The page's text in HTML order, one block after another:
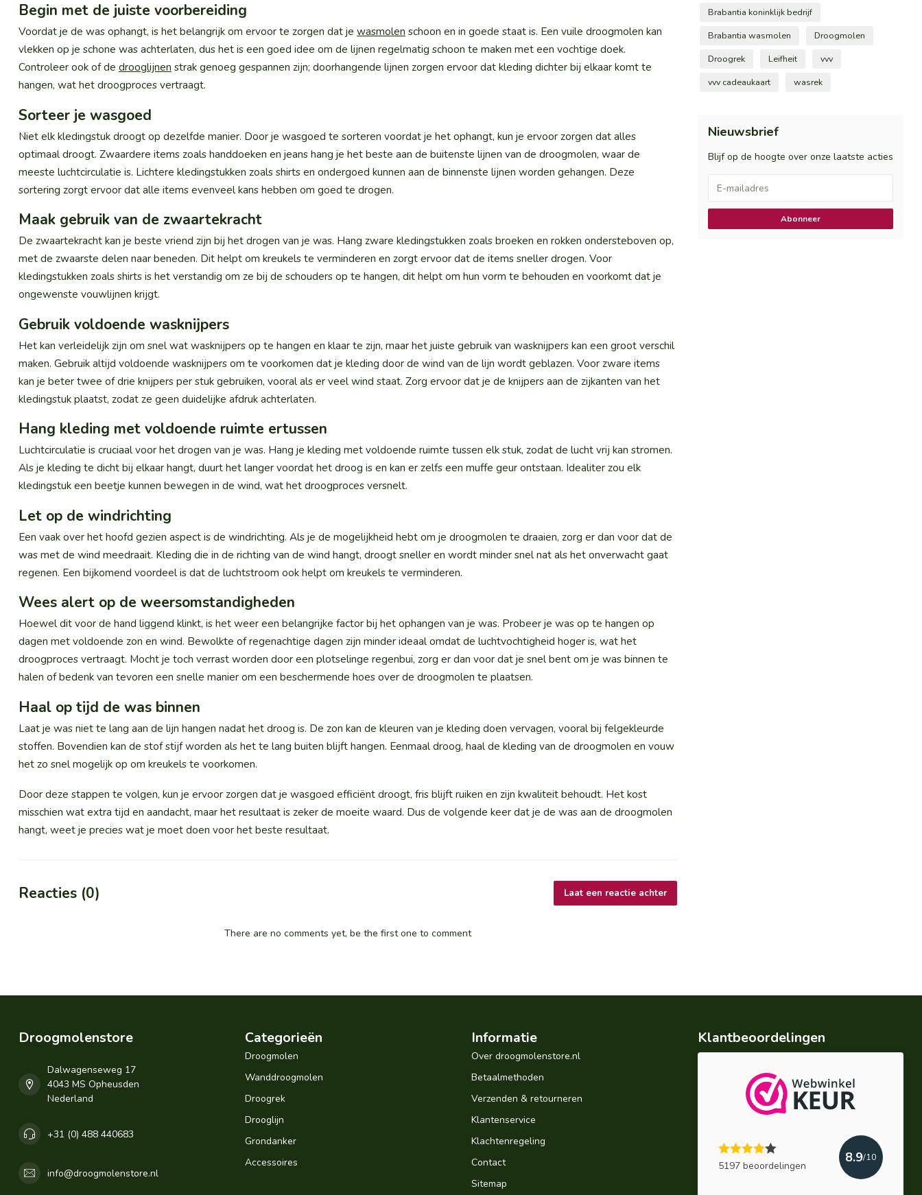
Begin met de juiste voorbereiding
Voordat je de was ophangt, is het belangrijk om ervoor te zorgen dat je wasmolen schoon en in goede staat is. Een vuile droogmolen kan
vlekken op je schone was achterlaten, dus het is een goed idee om de lijnen regelmatig schoon te maken met een vochtige doek.
Controleer ook of de drooglijnen strak genoeg gespannen zijn; doorhangende lijnen zorgen ervoor dat kleding dichter bij elkaar komt te
hangen, wat het droogproces vertraagt.
Sorteer je wasgoed
Niet elk kledingstuk droogt op dezelfde manier. Door je wasgoed te sorteren voordat je het ophangt, kun je ervoor zorgen dat alles
optimaal droogt. Zwaardere items zoals handdoeken en jeans hang je het beste aan de buitenste lijnen van de droogmolen, waar de
meeste luchtcirculatie is. Lichtere kledingstukken zoals shirts en ondergoed kunnen aan de binnenste lijnen worden gehangen. Deze
sortering zorgt ervoor dat alle items evenveel kans hebben om goed te drogen.
Maak gebruik van de zwaartekracht
De zwaartekracht kan je beste vriend zijn bij het drogen van je was. Hang zware kledingstukken zoals broeken en rokken ondersteboven op,
met de zwaarste delen naar beneden. Dit helpt om kreukels te verminderen en zorgt ervoor dat de items sneller drogen. Voor
kledingstukken zoals shirts is het verstandig om ze bij de schouders op te hangen, dit helpt om hun vorm te behouden en voorkomt dat je
ongewenste vouwlijnen krijgt.
Gebruik voldoende wasknijpers
Het kan verleidelijk zijn om snel wat wasknijpers op te hangen en klaar te zijn, maar het juiste gebruik van wasknijpers kan een groot verschil
maken. Gebruik altijd voldoende wasknijpers om te voorkomen dat je kleding door de wind van de lijn wordt geblazen. Voor zware items
kan je beter twee of drie knijpers per stuk gebruiken, vooral als er veel wind staat. Zorg ervoor dat je de knijpers aan de zijkanten van het
kledingstuk plaatst, zodat ze geen duidelijke afdruk achterlaten.
Hang kleding met voldoende ruimte ertussen
Luchtcirculatie is cruciaal voor het drogen van je was. Hang je kleding met voldoende ruimte tussen elk stuk, zodat de lucht vrij kan stromen.
Als je kleding te dicht bij elkaar hangt, duurt het langer voordat het droog is en kan er zelfs een muffe geur ontstaan. Idealiter zou elk
kledingstuk een beetje kunnen bewegen in de wind, wat het droogproces versnelt.
Let op de windrichting
Een vaak over het hoofd gezien aspect is de windrichting. Als je de mogelijkheid hebt om je droogmolen te draaien, zorg er dan voor dat de
was met de wind meedraait. Kleding die in de richting van de wind hangt, droogt sneller en wordt minder snel nat als het onverwacht gaat
regenen. Een bijkomend voordeel is dat de luchtstroom ook helpt om kreukels te verminderen.
Wees alert op de weersomstandigheden
Hoewel dit voor de hand liggend klinkt, is het weer een belangrijke factor bij het ophangen van je was. Probeer je was op te hangen op
dagen met voldoende zon en wind. Bewolkte of regenachtige dagen zijn minder ideaal omdat de luchtvochtigheid hoger is, wat het
droogproces vertraagt. Mocht je toch verrast worden door een plotselinge regenbui, zorg er dan voor dat je snel bent om je was binnen te
halen of bedenk van tevoren een snelle manier om een beschermende hoes over de droogmolen te plaatsen.
Haal op tijd de was binnen
Laat je was niet te lang aan de lijn hangen nadat het droog is. De zon kan de kleuren van je kleding doen vervagen, vooral bij felgekleurde
stoffen. Bovendien kan de stof stijf worden als het te lang buiten blijft hangen. Eenmaal droog, haal de kleding van de droogmolen en vouw
het zo snel mogelijk op om kreukels te voorkomen.
Door deze stappen te volgen, kun je ervoor zorgen dat je wasgoed efficiënt droogt, fris blijft ruiken en zijn kwaliteit behoudt. Het kost
misschien wat extra tijd en aandacht, maar het resultaat is zeker de moeite waard. Dus de volgende keer dat je de was aan de droogmolen
hangt, weet je precies wat je moet doen voor het beste resultaat.
Reacties (0) Laat een reactie achter
There are no comments yet, be the first one to comment
Brabantia koninklijk bedrijf
Brabantia wasmolen
Droogmolen
Droogrek
Leifheit
vvv
vvv cadeaukaart
wasrek
Nieuwsbrief
Blijf op de hoogte over onze laatste acties
Abonneer
Droogmolenstore
Dalwagenseweg 17
4043 MS Opheusden
Nederland
+31 (0) 488 440683
info@droogmolenstore.nl
Categorieën
Droogmolen
Wanddroogmolen
Droogrek
Drooglijn
Grondanker
Accessoires
Informatie
Over droogmolenstore.nl
Betaalmethoden
Verzenden & retourneren
Klantenservice
Klachtenregeling
Contact
Sitemap
Klantbeoordelingen
5197 beoordelingen
8.9/10